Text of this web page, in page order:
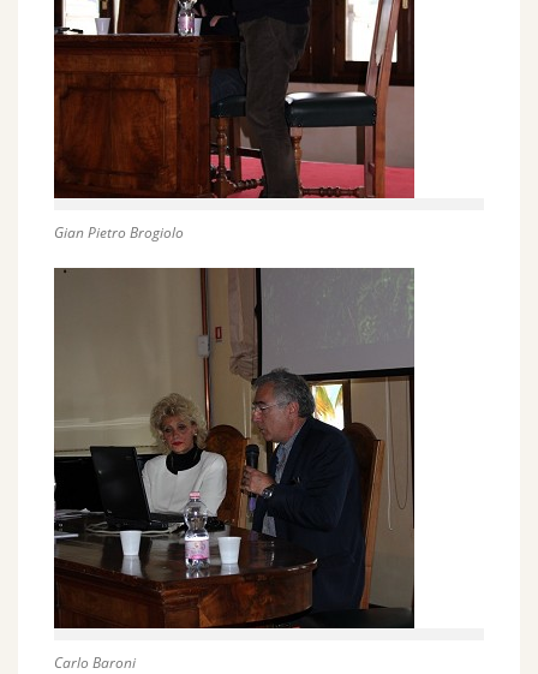
Gian Pietro Brogiolo
Carlo Baroni